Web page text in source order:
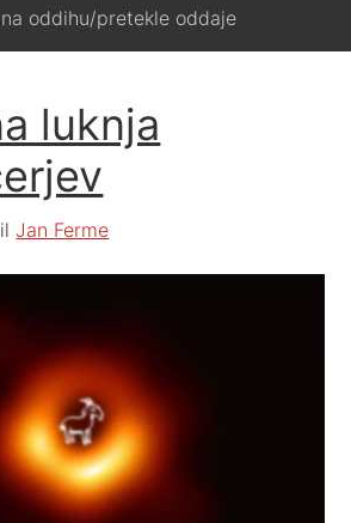
oddihu/pretekle oddaje
luknja
Jan Ferme